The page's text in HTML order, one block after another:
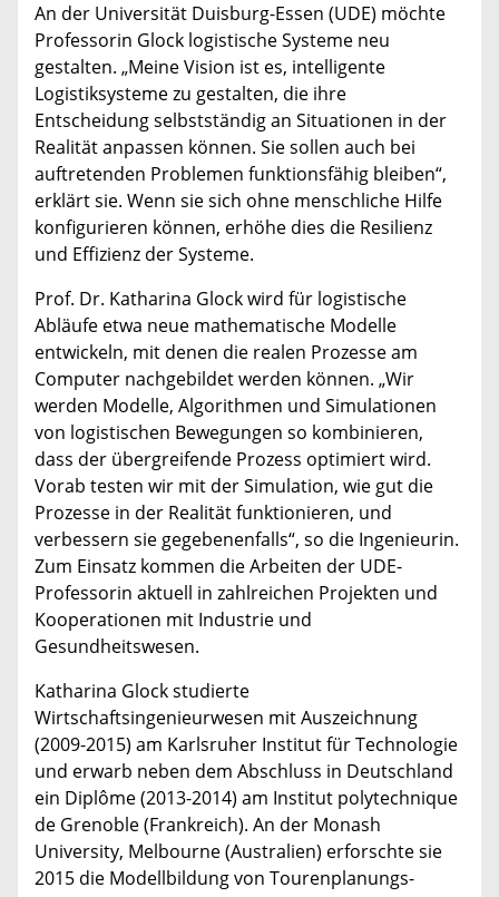
An der Universität Duisburg-Essen (UDE) möchte
Professorin Glock logistische Systeme neu
gestalten. „Meine Vision ist es, intelligente
Logistiksysteme zu gestalten, die ihre
Entscheidung selbstständig an Situationen in der
Realität anpassen können. Sie sollen auch bei
auftretenden Problemen funktionsfähig bleiben“,
erklärt sie. Wenn sie sich ohne menschliche Hilfe
konfigurieren können, erhöhe dies die Resilienz
und Effizienz der Systeme.
Prof. Dr. Katharina Glock wird für logistische
Abläufe etwa neue mathematische Modelle
entwickeln, mit denen die realen Prozesse am
Computer nachgebildet werden können. „Wir
werden Modelle, Algorithmen und Simulationen
von logistischen Bewegungen so kombinieren,
dass der übergreifende Prozess optimiert wird.
Vorab testen wir mit der Simulation, wie gut die
Prozesse in der Realität funktionieren, und
verbessern sie gegebenenfalls“, so die Ingenieurin.
Zum Einsatz kommen die Arbeiten der UDE-
Professorin aktuell in zahlreichen Projekten und
Kooperationen mit Industrie und
Gesundheitswesen.
Katharina Glock studierte
Wirtschaftsingenieurwesen mit Auszeichnung
(2009-2015) am Karlsruher Institut für Technologie
und erwarb neben dem Abschluss in Deutschland
ein Diplôme (2013-2014) am Institut polytechnique
de Grenoble (Frankreich). An der Monash
University, Melbourne (Australien) erforschte sie
2015 die Modellbildung von Tourenplanungs-